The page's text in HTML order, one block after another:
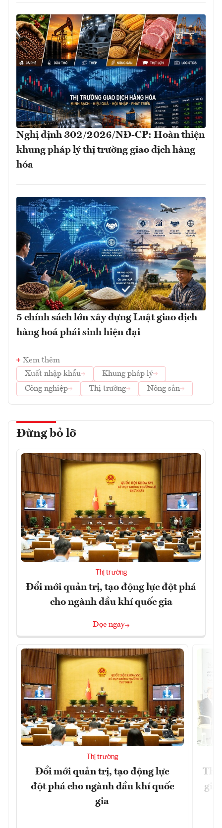
Nghị định 302/2026/NĐ-CP: Hoàn thiện
khung pháp lý thị trường giao dịch hàng
hóa
5 chính sách lớn xây dựng Luật giao dịch
hàng hoá phái sinh hiện đại
Xem thêm
Xuất nhập khẩu
Khung pháp lý
Công nghiệp
Thị trường Nông sản
Đừng bỏ lỡ
Thị trường
Đổi mới quản trị, tạo động lực đột phá
cho ngành dầu khí quốc gia
Đọc ngay
Thị trường
Đổi mới quản trị, tạo động lực
đột phá cho ngành dầu khí quốc
gia